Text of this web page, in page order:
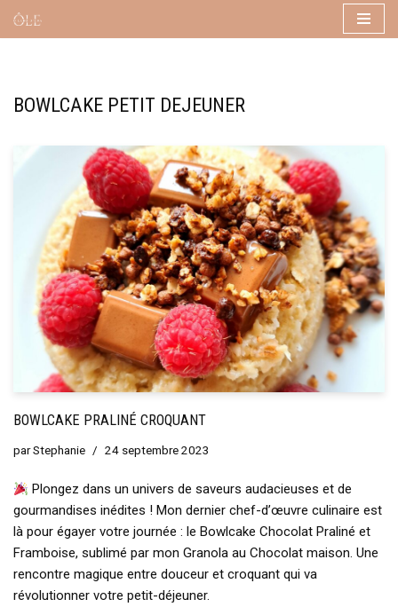
BOWLCAKE PETIT DEJEUNER
BOWLCAKE PRALINÉ CROQUANT
parStephanie 24 septembre 2023
Plongez dans un univers de saveurs audacieuses et de
gourmandises inédites ! Mon dernier chef-d’œuvre culinaire est
là pour égayer votre journée : le Bowlcake Chocolat Praliné et
Framboise, sublimé par mon Granola au Chocolat maison. Une
rencontre magique entre douceur et croquant qui va
révolutionner votre petit-déjeuner.